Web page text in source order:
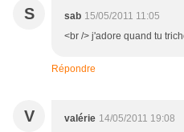
S sab 15/05/2011 11:05
<br /> j'adore quand tu
Répondre
V valérie 14/05/2011 19:08